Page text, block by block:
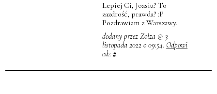
Lepiej Ci, Joasiu? To
zazdrość, prawda? :P
Pozdrawiam z Warszawy.
dodany przez Zołza @ 3
listopada 2022 o 09:54. Odpowi
edz #